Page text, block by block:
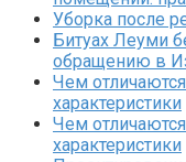
Уборка после
Битуах Леуми
обращению в
Чем
характеристики
Чем
характеристики